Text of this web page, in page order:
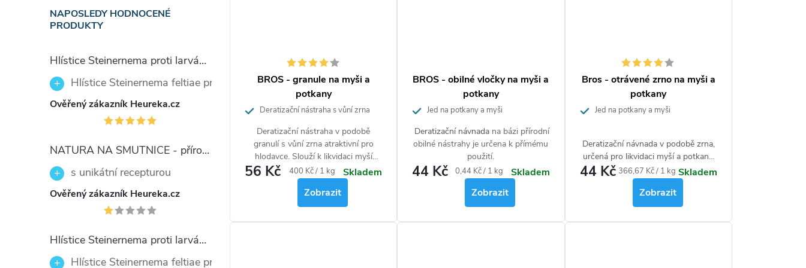
NAPOSLEDY HODNOCENÉ
PRODUKTY
Hlístice Steinernema proti larvám smutnic Nemaplus 5 milionů
Hlístice Steinernema feltiae proti larvám smutnic na 10 m2
Ověřený zákazník Heureka.cz
NATURA NA SMUTNICE - přírodní prostředek 50ml
s unikátní recepturou
Ověřený zákazník Heureka.cz
Hlístice Steinernema proti larvám smutnic Nemaplus 5 milionů
Hlístice Steinernema feltiae proti larvám smutnic na 10 m2
BROS - granule na myši a
potkany
Deratizační nástraha s vůní zrna
Deratizační nástraha v podobě
granulí s vůní zrna atraktivní pro
hlodavce. Slouží k likvidaci myší
uvnitř budov a hubení potkanů
uvnitř i v okolí budov.
56 Kč
Měrná
400 Kč / 1 kg
Skladem
Zobrazit
BROS - obilné vločky na myši a
potkany
Jed na potkany a myši
Deratizační návnada na bázi přírodní
obilné nástrahy je určena k přímému
použití.
44 Kč
Měrná
0,44 Kč / 1 kg
Skladem
Zobrazit
Bros - otrávené zrno na myši a
potkany
Jed na potkany a myši
Deratizační návnada v podobě zrna,
určená pro likvidaci myší a potkanů
Obsahuje látku, která hlodavce silně
láká a účinně hubí.
44 Kč Měrná
366,67 Kč / 1 kg Skladem
Zobrazit